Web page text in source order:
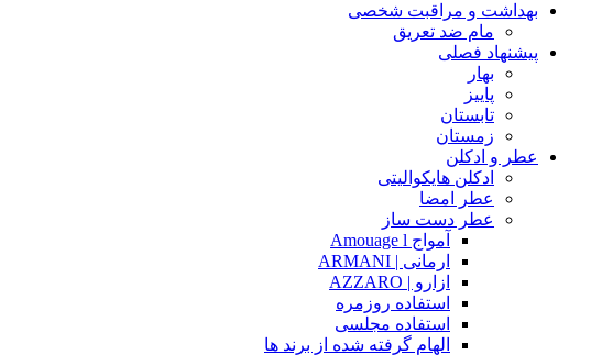
بهداشت و مراقبت شخصی
مام ضد تعریق
پیشنهاد فصلی
بهار
پاییز
تابستان
زمستان
عطر و ادکلن
ادکلن هایکوالیتی
عطر امضا
عطر دست ساز
آمواج Amouage l
ارمانی | ARMANI
ازارو | AZZARO
استفاده روزمره
استفاده مجلسی
الهام گرفته شده از برند ها